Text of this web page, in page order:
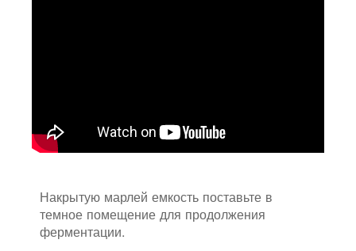
Накрытую марлей емкость поставьте в
темное помещение для продолжения
ферментации.